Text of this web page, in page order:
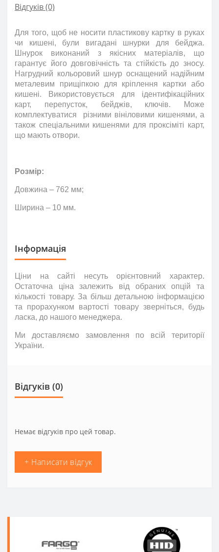
Відгуків (0)
Для того, щоб не носити пластикову картку в руках
чи кишені, були вигадані шнурки для бейджа.
Шнурок виконаний з якісних матеріалів, що
гарантує його довговічність та стійкість до зносу.
Нагрудний кольоровий шнур оснащений надійним
металевим прищіпкою для кріплення картки або
кишені. Використовується для ідентифікаційних
карт, перепусток, бейджів, ключів. Може
комплектуватися різними вініловими кишенями, а
також спеціальними кишенями для проксіміті карт,
що мають отвори.
Розмір:
Довжина – 762 мм;
Ширина – 10 мм.
Інформація
Ціни на сайті несутьорієнтовний характер.
Остаточна ціна залежить від обраних опцій та
кількості товару. За більш детальною інформацією
та прорахунком вартості товару зверніться, будь
ласка, до нашого менеджера.
Ми доставляємо замовлення по всій території
України.
Відгуків (0)
Немає відгуків про цей товар.
+ Написати відгук